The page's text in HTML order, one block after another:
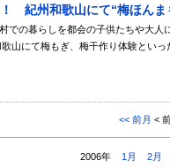
紀州和歌山にて“梅ほんま
での暮らしを都会の子供たちや大
山にて梅もぎ、梅干作り体験といっ
<< 前月 <
2006年 1月 2月